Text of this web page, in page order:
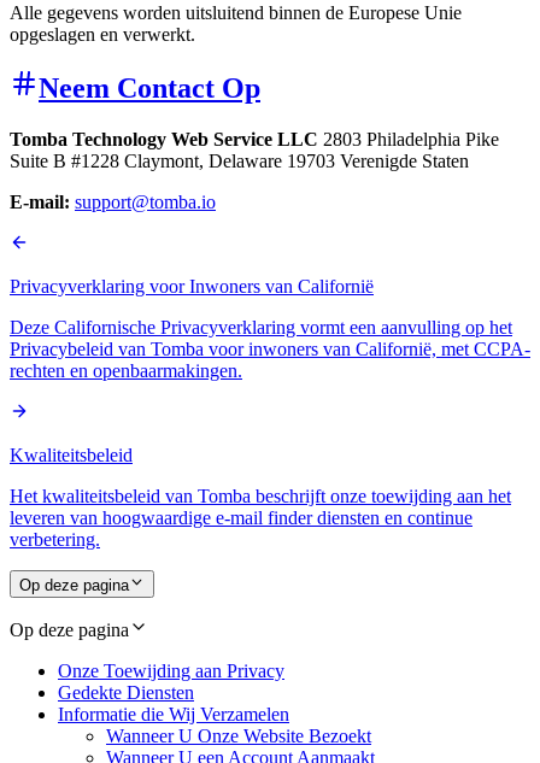
Alle gegevens worden uitsluitend binnen de Europese Unie
opgeslagen en verwerkt.
Neem Contact Op
Tomba Technology Web Service LLC 2803 Philadelphia Pike
Suite B #1228 Claymont, Delaware 19703 Verenigde Staten
E-mail: support@tomba.io
Privacyverklaring voor Inwoners van Californië
Deze Californische Privacyverklaring vormt een aanvulling op het
Privacybeleid van Tomba voor inwoners van Californië, met CCPA-
rechten en openbaarmakingen.
Kwaliteitsbeleid
Het kwaliteitsbeleid van Tomba beschrijft onze toewijding aan het
leveren van hoogwaardige e-mail finder diensten en continue
verbetering.
Op deze pagina
Op deze pagina
Onze Toewijding aan Privacy
Gedekte Diensten
Informatie die Wij Verzamelen
Wanneer U Onze Website Bezoekt
Wanneer U een Account Aanmaakt